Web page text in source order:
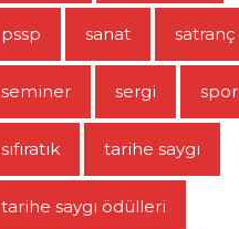
pssp sanat satranç
seminer sergi spor
sıfıratık tarihe saygı
tarihe saygı ödülleri